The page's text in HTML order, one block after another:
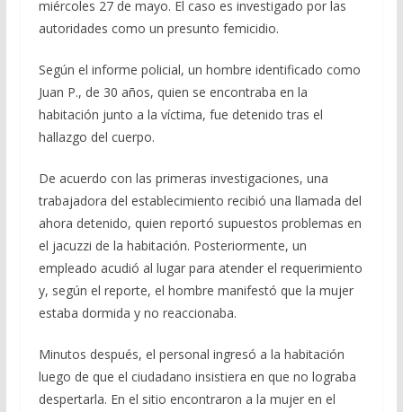
miércoles 27 de mayo. El caso es investigado por las
autoridades como un presunto femicidio.
Según el informe policial, un hombre identificado como
Juan P., de 30 años, quien se encontraba en la
habitación junto a la víctima, fue detenido tras el
hallazgo del cuerpo.
De acuerdo con las primeras investigaciones, una
trabajadora del establecimiento recibió una llamada del
ahora detenido, quien reportó supuestos problemas en
el jacuzzi de la habitación. Posteriormente, un
empleado acudió al lugar para atender el requerimiento
y, según el reporte, el hombre manifestó que la mujer
estaba dormida y no reaccionaba.
Minutos después, el personal ingresó a la habitación
luego de que el ciudadano insistiera en que no lograba
despertarla. En el sitio encontraron a la mujer en el